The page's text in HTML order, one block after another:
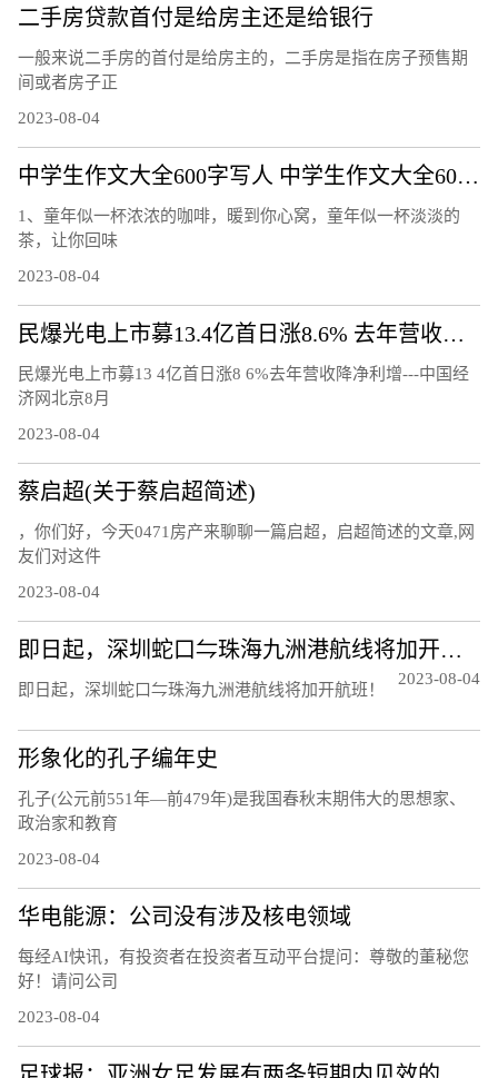
二手房贷款首付是给房主还是给银行
一般来说二手房的首付是给房主的，二手房是指在房子预售期
间或者房子正
2023-08-04
中学生作文大全600字写人 中学生作文大全600字
1、童年似一杯浓浓的咖啡，暖到你心窝，童年似一杯淡淡的
茶，让你回味
2023-08-04
民爆光电上市募13.4亿首日涨8.6% 去年营收降净利增
民爆光电上市募13 4亿首日涨8 6%去年营收降净利增---中国经
济网北京8月
2023-08-04
蔡启超(关于蔡启超简述)
，你们好，今天0471房产来聊聊一篇启超，启超简述的文章,网
友们对这件
2023-08-04
即日起，深圳蛇口⇋珠海九洲港航线将加开航班！
即日起，深圳蛇口⇋珠海九洲港航线将加开航班！
2023-08-04
形象化的孔子编年史
孔子(公元前551年—前479年)是我国春秋末期伟大的思想家、
政治家和教育
2023-08-04
华电能源：公司没有涉及核电领域
每经AI快讯，有投资者在投资者互动平台提问：尊敬的董秘您
好！请问公司
2023-08-04